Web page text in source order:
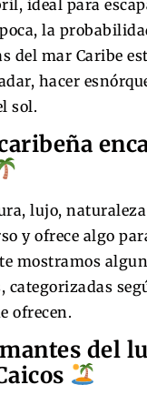
ideal para
la
del mar Caribe
hacer
sol.
lujo,
y ofrece algo
mostramos
categorizadas
ofrecen.
del